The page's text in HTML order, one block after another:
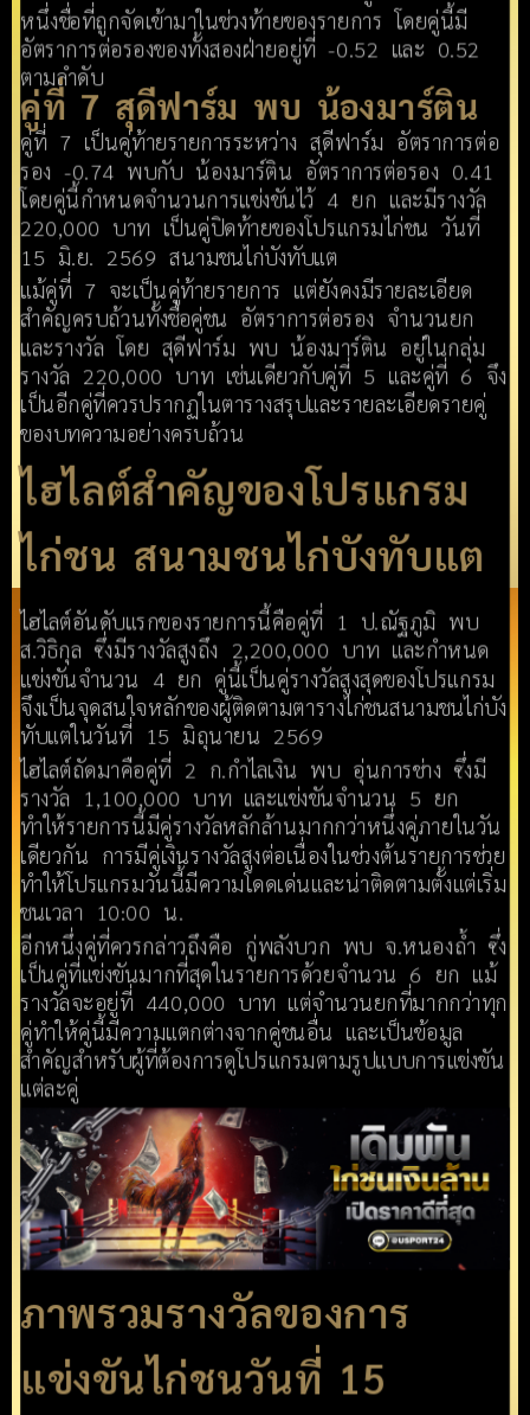
หนึ่งชื่อที่ถูกจัดเข้ามาในช่วงท้ายของรายการ โดยคู่นี้มี
อัตราการต่อรองของทั้งสองฝ่ายอยู่ที่ -0.52 และ 0.52
ตามลำดับ
คู่ที่ 7 สุดีฟาร์ม พบ น้องมาร์ติน
คู่ที่ 7 เป็นคู่ท้ายรายการระหว่าง สุดีฟาร์ม อัตราการต่อ
รอง -0.74 พบกับ น้องมาร์ติน อัตราการต่อรอง 0.41
โดยคู่นี้กำหนดจำนวนการแข่งขันไว้ 4 ยก และมีรางวัล
220,000 บาท เป็นคู่ปิดท้ายของโปรแกรมไก่ชน วันที่
15 มิ.ย. 2569 สนามชนไก่บังทับแต
แม้คู่ที่ 7 จะเป็นคู่ท้ายรายการ แต่ยังคงมีรายละเอียด
สำคัญครบถ้วนทั้งชื่อคู่ชน อัตราการต่อรอง จำนวนยก
และรางวัล โดย สุดีฟาร์ม พบ น้องมาร์ติน อยู่ในกลุ่ม
รางวัล 220,000 บาท เช่นเดียวกับคู่ที่ 5 และคู่ที่ 6 จึง
เป็นอีกคู่ที่ควรปรากฏในตารางสรุปและรายละเอียดรายคู่
ของบทความอย่างครบถ้วน
ไฮไลต์สำคัญของโปรแกรม
ไก่ชน สนามชนไก่บังทับแต
ไฮไลต์อันดับแรกของรายการนี้คือคู่ที่ 1 ป.ณัฐภูมิ พบ
ส.วิธิกุล ซึ่งมีรางวัลสูงถึง 2,200,000 บาท และกำหนด
แข่งขันจำนวน 4 ยก คู่นี้เป็นคู่รางวัลสูงสุดของโปรแกรม
จึงเป็นจุดสนใจหลักของผู้ติดตามตารางไก่ชนสนามชนไก่บัง
ทับแตในวันที่ 15 มิถุนายน 2569
ไฮไลต์ถัดมาคือคู่ที่ 2 ก.กำไลเงิน พบ อุ่นการช่าง ซึ่งมี
รางวัล 1,100,000 บาท และแข่งขันจำนวน 5 ยก
ทำให้รายการนี้มีคู่รางวัลหลักล้านมากกว่าหนึ่งคู่ภายในวัน
เดียวกัน การมีคู่เงินรางวัลสูงต่อเนื่องในช่วงต้นรายการช่วย
ทำให้โปรแกรมวันนี้มีความโดดเด่นและน่าติดตามตั้งแต่เริ่ม
ชนเวลา 10:00 น.
อีกหนึ่งคู่ที่ควรกล่าวถึงคือ กู่พลังบวก พบ จ.หนองถ้ำ ซึ่ง
เป็นคู่ที่แข่งขันมากที่สุดในรายการด้วยจำนวน 6 ยก แม้
รางวัลจะอยู่ที่ 440,000 บาท แต่จำนวนยกที่มากกว่าทุก
คู่ทำให้คู่นี้มีความแตกต่างจากคู่ชนอื่น และเป็นข้อมูล
สำคัญสำหรับผู้ที่ต้องการดูโปรแกรมตามรูปแบบการแข่งขัน
แต่ละคู่
ภาพรวมรางวัลของการ
แข่งขันไก่ชนวันที่ 15